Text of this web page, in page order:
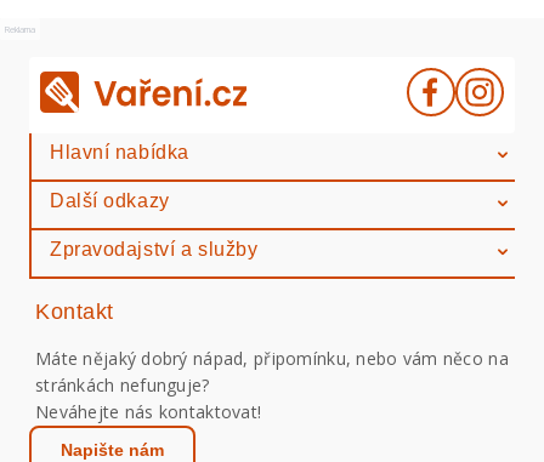
Reklama
Hlavní nabídka
Další odkazy
Zpravodajství a služby
Kontakt
Máte nějaký dobrý nápad, připomínku, nebo vám něco na
stránkách nefunguje?
Neváhejte nás kontaktovat!
Napište nám